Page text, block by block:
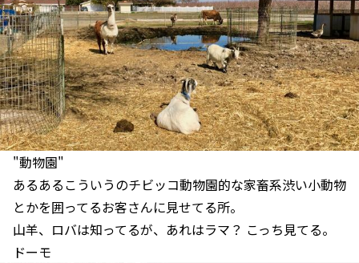
"動物園"
あるあるこういうのチビッコ動物園的な家畜系渋い小動物
とかを囲ってるお客さんに見せてる所。
山羊、ロバは知ってるが、あれはラマ？ こっち見てる。
ドーモ